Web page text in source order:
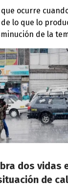
ocurre
lo que lo
de la
dos vidas
de